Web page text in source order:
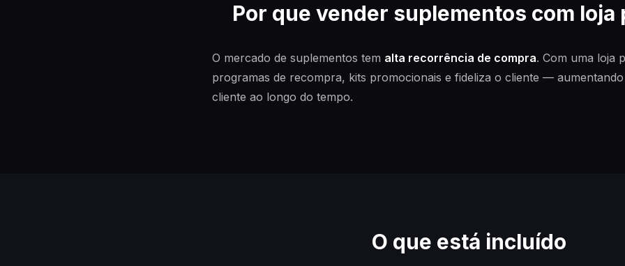
Por que vender suplementos com loja
O mercado de suplementos tem alta recorrência de compra. Com uma loja
programas de recompra, kits promocionais e fideliza o cliente —
cliente ao longo do tempo.
O que está incluído